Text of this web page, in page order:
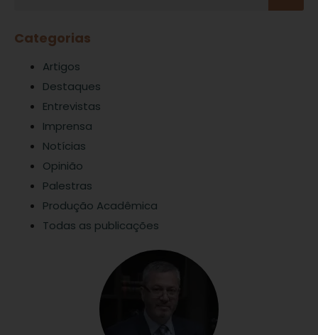
Categorias
Artigos
Destaques
Entrevistas
Imprensa
Notícias
Opinião
Palestras
Produção Acadêmica
Todas as publicações